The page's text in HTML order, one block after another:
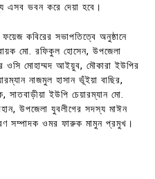
এসব ভবন করে দেয়া হবে।
কবিরের সভাপতিত্বে অনুষ্ঠানে
মো. রফিকুল হোসেন, উপজেলা
ওসি মোহাম্মদ আইয়ুব, মৌকারা ইউপির
নাজমুল হাসান ভূঁইয়া বাছির,
সাতবাড়ীয়া ইউপি চেয়ারম্যান মো.
উপজেলা যুবলীগের সদস্য মাঈন
সম্পাদক ওমর ফারুক মামুন প্রমুখ।